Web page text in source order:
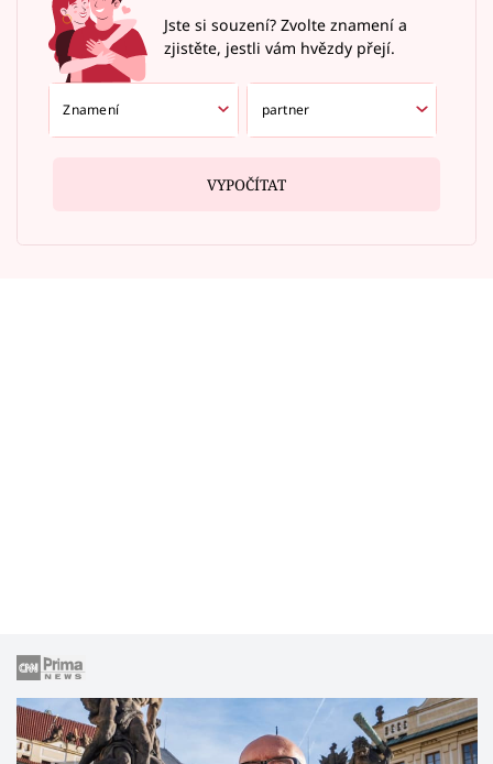
Jste si souzení? Zvolte znamení a
zjistěte, jestli vám hvězdy přejí.
VYPOČÍTAT